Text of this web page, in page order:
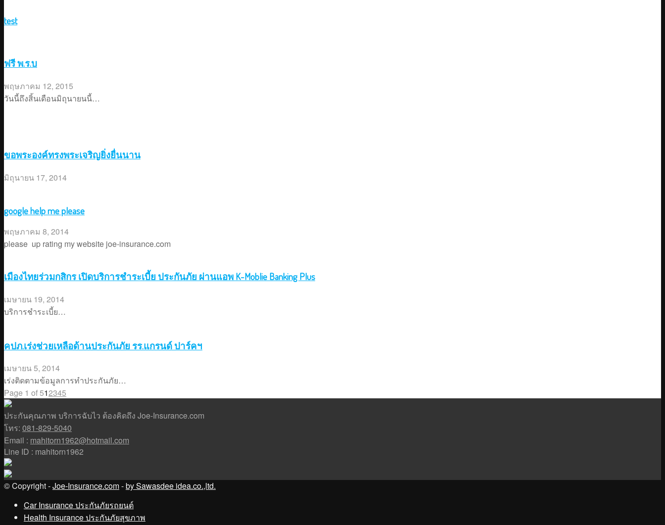
test
ฟรี พ.ร.บ
พฤษภาคม 12, 2015
วันนี้ถึงสิ้นเดือนมิถุนายนนี้…
ขอพระองค์ทรงพระเจริญยิ่งยื่นนาน
มิถุนายน 17, 2014
google help me please
พฤษภาคม 8, 2014
please up rating my website joe-insurance.com
เมืองไทยร่วมกสิกร เปิดบริการชำระเบี้ย ประกันภัย ผ่านแอพ K-Moblie Banking Plus
เมษายน 19, 2014
บริการชำระเบี้ย…
คปภ.เร่งช่วยเหลือด้านประกันภัย รร.แกรนด์ ปาร์คฯ
เมษายน 5, 2014
เร่งติดตามข้อมูลการทำประกันภัย…
Page 1 of 512345
ประกันคุณภาพ บริการฉับไว ต้องคิดถึง Joe-Insurance.com
โทร: 081-829-5040
Email : mahitorn1962@hotmail.com
Line ID : mahitorn1962
© Copyright -Joe-Insurance.com-by Sawasdee idea.co.,ltd.
Car Insurance ประกันภัยรถยนต์
Health Insurance ประกันภัยสุขภาพ